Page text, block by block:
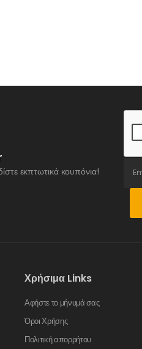
εκπτωτικά κουπόνια!
Χρήσιμα Links
Αφήστε το μήνυμά σας
Όροι Χρήσης
Πολιτική απορρήτου